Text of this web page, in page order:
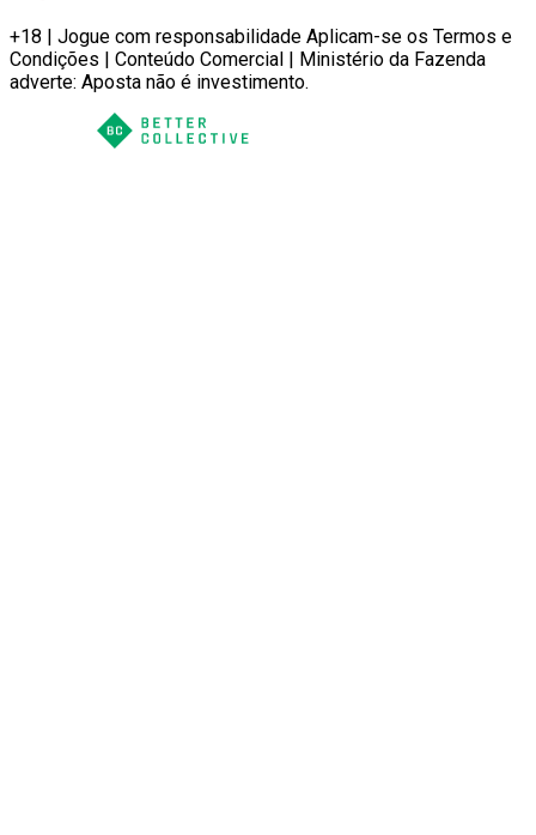
+18 | Jogue com responsabilidade Aplicam-se os Termos e
Condições | Conteúdo Comercial | Ministério da Fazenda
adverte: Aposta não é investimento.